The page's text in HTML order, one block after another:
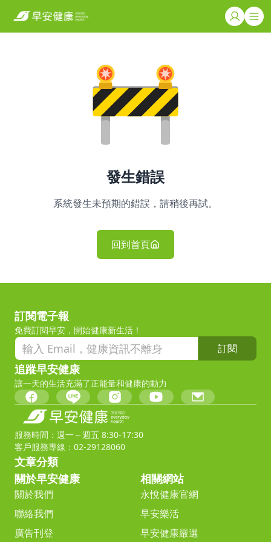
發生錯誤
系統發生未預期的錯誤，請稍後再試。
回到首頁
訂閱電子報
免費訂閱早安，開始健康新生活！
訂閱
追蹤早安健康
讓一天的生活充滿了正能量和健康的動力
服務時間：週一～週五 8:30-17:30
客戶服務專線：02-29128060
文章分類
關於早安健康
關於我們
聯絡我們
廣告刊登
相關網站
永悅健康官網
早安樂活
早安健康嚴選